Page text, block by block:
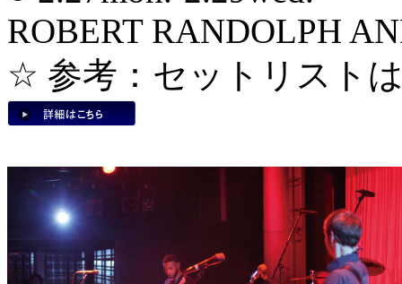
ROBERT RANDOLPH
☆ 参考：セットリスト